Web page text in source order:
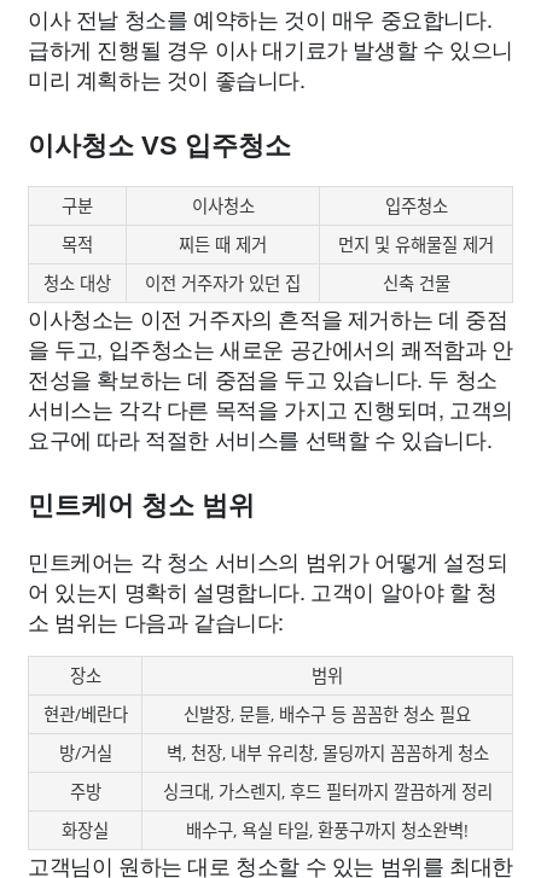
이사 전날 청소를 예약하는 것이 매우 중요합니다.
급하게 진행될 경우 이사 대기료가 발생할 수 있으니
미리 계획하는 것이 좋습니다.
이사청소 VS 입주청소
구분 이사청소
입주청소
목적
찌든 때 제거
먼지 및 유해물질 제거
청소 대상
이전 거주자가 있던 집 신축 건물
이사청소는 이전 거주자의 흔적을 제거하는 데 중점
을 두고, 입주청소는 새로운 공간에서의 쾌적함과 안
전성을 확보하는 데 중점을 두고 있습니다. 두 청소
서비스는 각각 다른 목적을 가지고 진행되며, 고객의
요구에 따라 적절한 서비스를 선택할 수 있습니다.
민트케어 청소 범위
민트케어는 각 청소 서비스의 범위가 어떻게 설정되
어 있는지 명확히 설명합니다. 고객이 알아야 할 청
소 범위는 다음과 같습니다:
장소
범위
현관/베란다
신발장, 문틀, 배수구 등 꼼꼼한 청소 필요
방/거실
벽, 천장, 내부 유리창, 몰딩까지 꼼꼼하게 청소
주방
싱크대, 가스렌지, 후드 필터까지 깔끔하게 정리
화장실
배수구, 욕실 타일, 환풍구까지 청소완벽!
고객님이 원하는 대로 청소할 수 있는 범위를 최대한